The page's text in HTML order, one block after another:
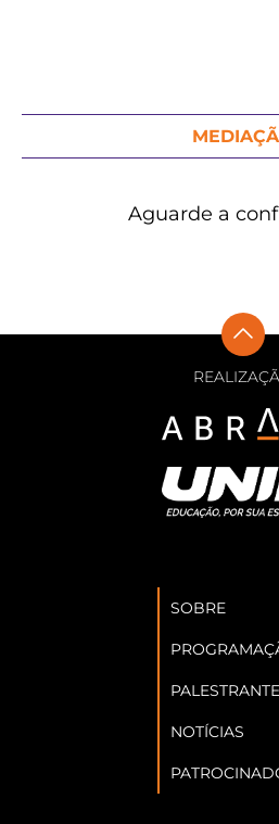
Aguarde a
SOBRE
NOTÍCIAS